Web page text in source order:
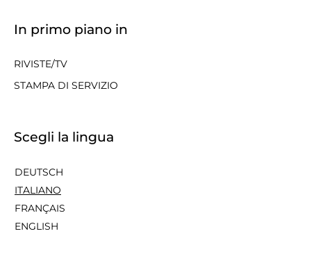
In primo piano in
RIVISTE/TV
STAMPA DI SERVIZIO
Scegli la lingua
DEUTSCH
ITALIANO
FRANÇAIS
ENGLISH